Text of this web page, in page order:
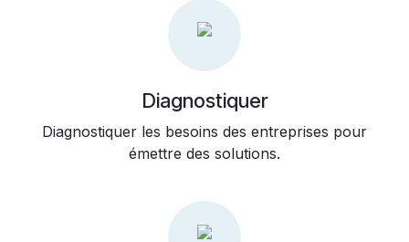
Diagnostiquer
Diagnostiquer les besoins des entreprises pour
émettre des solutions.